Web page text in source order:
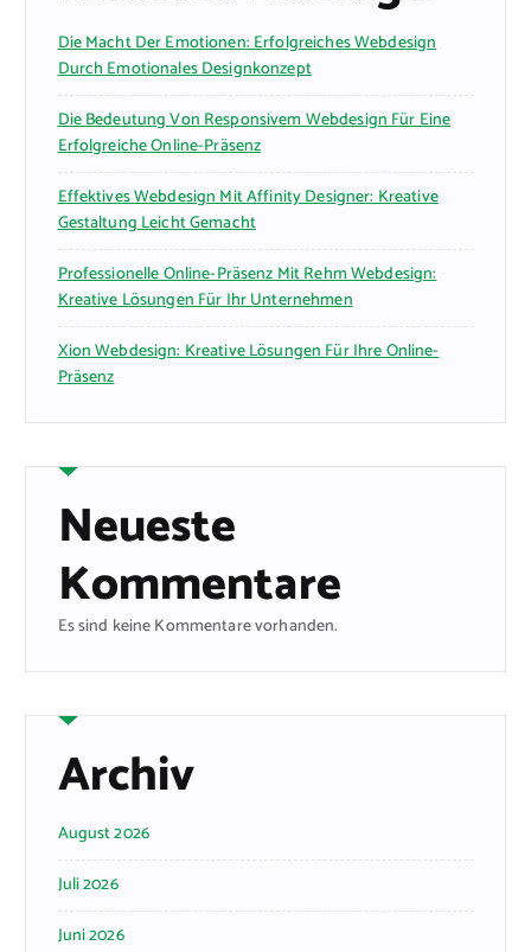
Die Macht Der Emotionen: Erfolgreiches Webdesign
Durch Emotionales Designkonzept
Die Bedeutung Von Responsivem Webdesign Für Eine
Erfolgreiche Online-Präsenz
Effektives Webdesign Mit Affinity Designer: Kreative
Gestaltung Leicht Gemacht
Professionelle Online-Präsenz Mit Rehm Webdesign:
Kreative Lösungen Für Ihr Unternehmen
Xion Webdesign: Kreative Lösungen Für Ihre Online-
Präsenz
Neueste
Kommentare
Es sind keine Kommentare vorhanden.
Archiv
August 2026
Juli 2026
Juni 2026